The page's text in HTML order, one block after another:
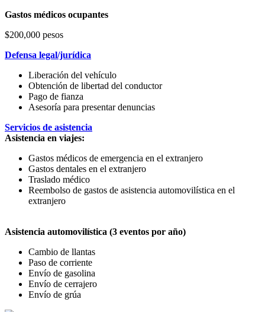
Gastos médicos ocupantes
$200,000 pesos
Defensa legal/jurídica
Liberación del vehículo
Obtención de libertad del conductor
Pago de fianza
Asesoría para presentar denuncias
Servicios de asistencia
Asistencia en viajes:
Gastos médicos de emergencia en el extranjero
Gastos dentales en el extranjero
Traslado médico
Reembolso de gastos de asistencia automovilística en el
extranjero
Asistencia automovilística (3 eventos por año)
Cambio de llantas
Paso de corriente
Envío de gasolina
Envío de cerrajero
Envío de grúa